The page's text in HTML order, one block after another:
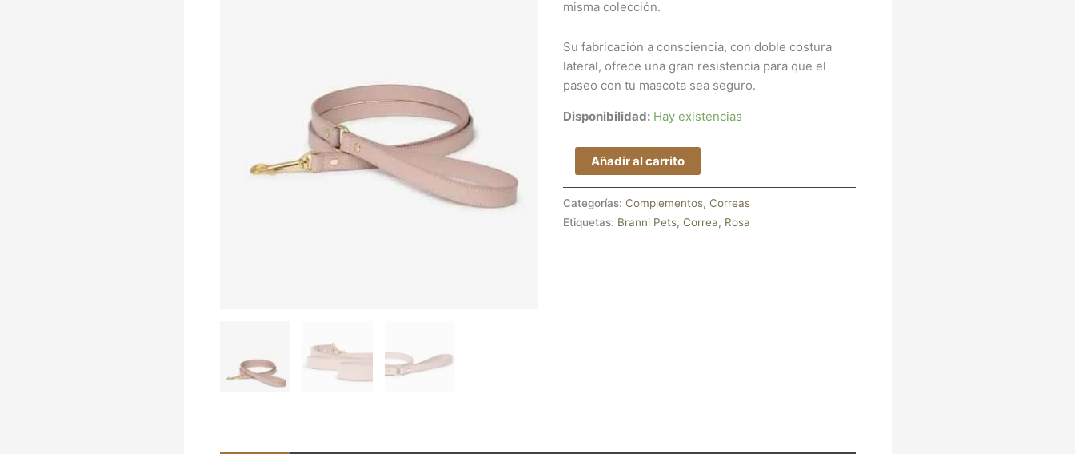
misma colección.
Su fabricación a consciencia, con doble costura
lateral, ofrece una gran resistencia para que el
paseo con tu mascota sea seguro.
Disponibilidad: Hay existencias
Añadir al carrito
Categorías: Complementos, Correas
Etiquetas: Branni Pets, Correa, Rosa